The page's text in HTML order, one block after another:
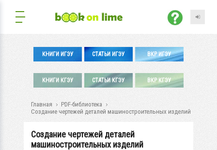
КНИГИ ИГЭУ СТАТЬИ ИГЭУ ВКР ИГЭУ
КНИГИ КГЭУ СТАТЬИ КГЭУ ВКР КГЭУ
Главная
PDF-библиотека
Создание чертежей деталей машиностроительных изделий
Создание чертежей деталей
машиностроительных изделий